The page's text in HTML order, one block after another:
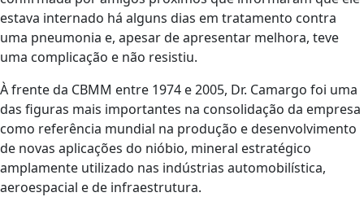
estava internado há alguns dias em tratamento contra
uma pneumonia e, apesar de apresentar melhora, teve
uma complicação e não resistiu.
À frente da CBMM entre 1974 e 2005, Dr. Camargo foi uma
das figuras mais importantes na consolidação da empresa
como referência mundial na produção e desenvolvimento
de novas aplicações do nióbio, mineral estratégico
amplamente utilizado nas indústrias automobilística,
aeroespacial e de infraestrutura.